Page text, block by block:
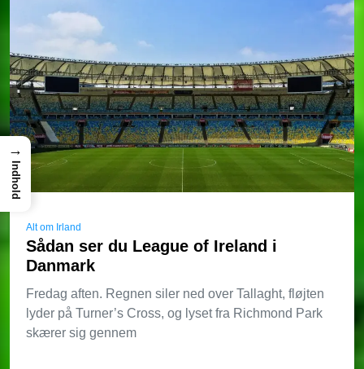
Alt om Irland
Sådan ser du League of Ireland i
Danmark
Fredag aften. Regnen siler ned over Tallaght, fløjten
lyder på Turner’s Cross, og lyset fra Richmond Park
skærer sig gennem
→
Indhold